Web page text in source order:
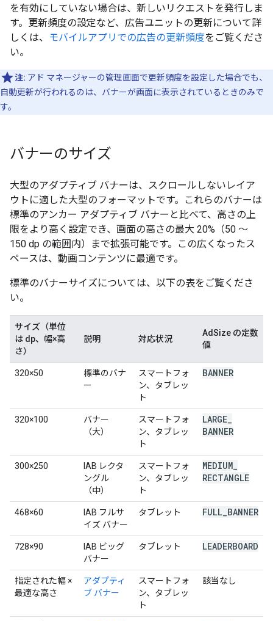
を有効にしていない場合は、新しいリクエストを発行しま
す。更新頻度の設定など、広告ユニットの更新について詳
しくは、
モバイルアプリでの広告の更新頻度をご覧くださ
い。
注: アド マネージャーの管理画面で更新頻度を設定した場合でも、
自動更新が行われるのは、バナーが画面に表示されているときのみで
す。
バナーのサイズ
大型のアダプティブ バナーは、スクロールしないレイア
ウトに適した大型のフォーマットです。これらのバナーは
標準のアンカー アダプティブ バナーと比べて、高さの上
限をより高く設定でき、画面の高さの最大 20%（50 ～
150 dp の範囲内）まで拡張可能です。この広くなったス
ペースは、動画コンテンツに最適です。
標準のバナーサイズについては、以下の表をご覧くださ
い。
サイズ（単位
は dp、幅×高
さ）
説明 対応状況
AdSize の定数
値
320×50
標準のバナ
ー
スマートフォ
ン、タブレッ
ト
BANNER
320×100
バナー
（大）
スマートフォ
ン、タブレッ
ト
LARGE
BANNER
300×250
IAB レクタ
ングル
（中）
スマートフォ
ン、タブレッ
ト
MEDIUM
RECTANGLE
468×60
IAB フルサ
イズ バナー
タブレット FULL BANNER
728×90
IAB ビッグ
バナー
タブレット LEADERBOARD
指定された幅×
最適な高さ
アダプティ
ブ バナー
スマートフォ
ン、タブレッ
ト
該当なし